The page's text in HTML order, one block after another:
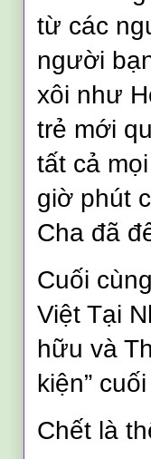
từ các
người
xôi như
trẻ mới
tất cả
giờ phút
Cha đã
Cuối
Việt Tại
hữu và
kiện”
Chết là